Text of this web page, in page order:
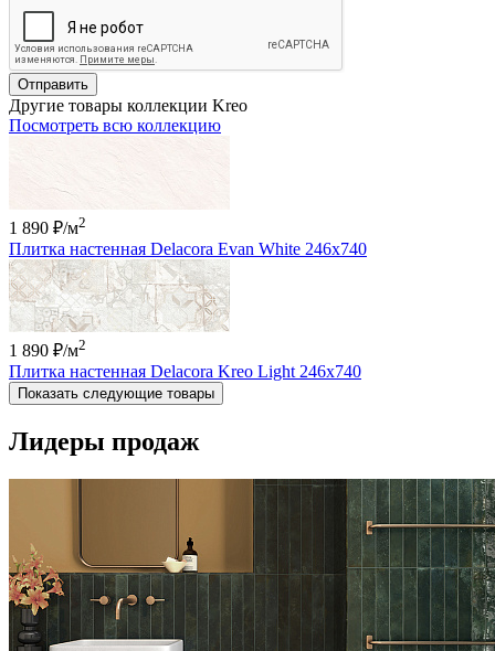
Отправить
Другие товары коллекции Kreo
Посмотреть всю коллекцию
1 890 ₽/м2
Плитка настенная Delacora Evan White 246x740
1 890 ₽/м2
Плитка настенная Delacora Kreo Light 246x740
Показать следующие товары
Лидеры продаж